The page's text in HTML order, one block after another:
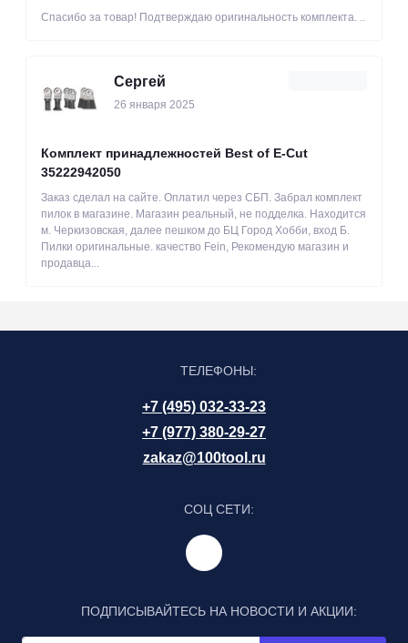
Спасибо за товар! Подтверждаю оригинальность комплекта. ..
Сергей
26 января 2025
Комплект принадлежностей Best of E-Cut
35222942050
Заказ сделал на сайте. Оплатил через СБП. Забрал комплект
пилок в магазине. Магазин реальный, не подделка. Находится
м. Черкизовская, далее пешком до БЦ Город Хобби, вход Б.
Пилки оригинальные. качество Fein, Рекомендую магазин и
продавца...
ТЕЛЕФОНЫ:
+7 (495) 032-33-23
+7 (977) 380-29-27
zakaz@100tool.ru
СОЦ СЕТИ:
ПОДПИСЫВАЙТЕСЬ НА НОВОСТИ И АКЦИИ: